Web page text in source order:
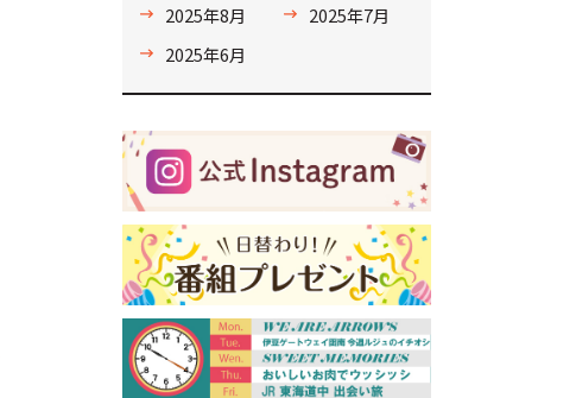
2025年8月
2025年7月
2025年6月